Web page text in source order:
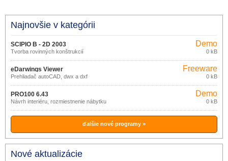
Najnovšie v kategórii
SCIPIO B - 2D 2003
Tvorba rovinných konštrukcií
Demo
0 kB
eDarwings Viewer
Prehliadač autoCAD, dwx a dxf
Freeware
0 kB
PRO100 6.43
Návrh interiéru, rozmiestnenie nábytku
Demo
0 kB
ďalšie nové programy »
Nové aktualizácie